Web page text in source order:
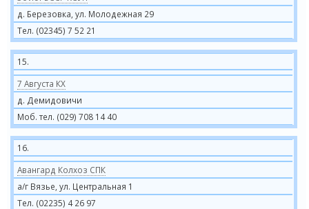
д. Березовка, ул. Молодежная 29
Тел. (02345) 7 52 21
15.
7 Августа КХ
д. Демидовичи
Моб. тел. (029) 708 14 40
16.
Авангард Колхоз СПК
а/г Вязье, ул. Центральная 1
Тел. (02235) 4 26 97